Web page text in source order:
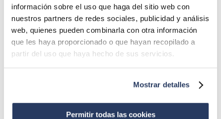
información sobre el uso que haga del sitio web con
nuestros partners de redes sociales, publicidad y análisis
web, quienes pueden combinarla con otra información
que les haya proporcionado o que hayan recopilado a
partir del uso que haya hecho de sus servicios.
Mostrar detalles
Permitir todas las cookies